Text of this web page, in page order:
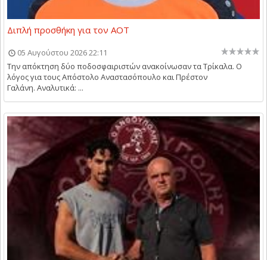
Διπλή προσθήκη για τον ΑΟΤ
05 Αυγούστου 2026 22:11
Την απόκτηση δύο ποδοσφαιριστών ανακοίνωσαν τα Τρίκαλα. Ο
λόγος για τους Απόστολο Αναστασόπουλο και Πρέστον
Γαλάνη. Αναλυτικά: ...